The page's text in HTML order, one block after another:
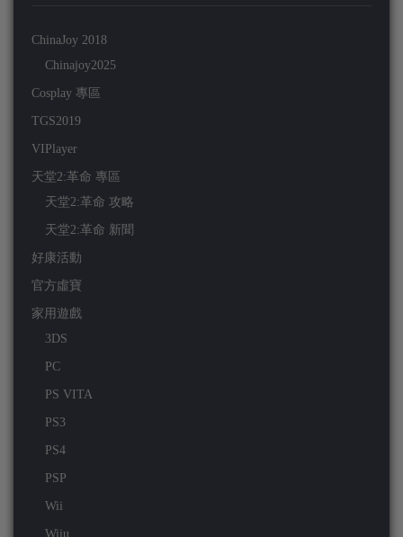
ChinaJoy 2018
Chinajoy2025
Cosplay 專區
TGS2019
VIPlayer
天堂2:革命 專區
天堂2:革命 攻略
天堂2:革命 新聞
好康活動
官方虛寶
家用遊戲
3DS
PC
PS VITA
PS3
PS4
PSP
Wii
Wiiu